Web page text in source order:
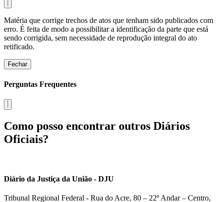
Matéria que corrige trechos de atos que tenham sido publicados com
erro. É feita de modo a possibilitar a identificação da parte que está
sendo corrigida, sem necessidade de reprodução integral do ato
retificado.
Fechar
Perguntas Frequentes
Como posso encontrar outros Diários
Oficiais?
Diário da Justiça da União - DJU
Tribunal Regional Federal - Rua do Acre, 80 – 22º Andar – Centro,